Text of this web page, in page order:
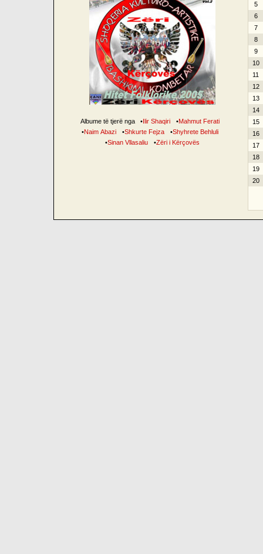
Albume të tjerë nga •Ilir Shaqiri •Mahmut Ferati
•Naim Abazi •Shkurte Fejza •Shyhrete Behluli
•Sinan Vllasaliu •Zëri i Kërçovës
5
6
7
8
9
10
11
12
13
14
15
16
17
18
19
20